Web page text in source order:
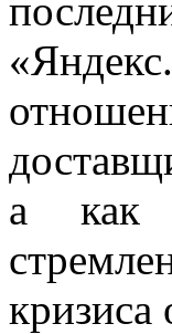
а как
кризиса